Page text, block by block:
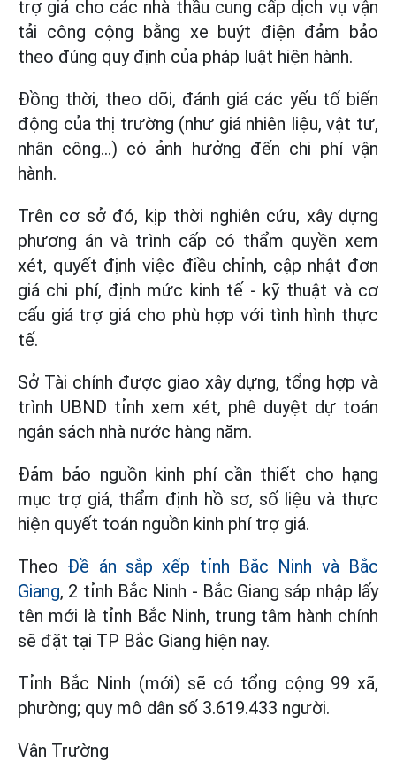
trợ giá cho các nhà thầu cung cấp dịch vụ vận
tải công cộng bằng xe buýt điện đảm bảo
theo đúng quy định của pháp luật hiện hành.
Đồng thời, theo dõi, đánh giá các yếu tố biến
động của thị trường (như giá nhiên liệu, vật tư,
nhân công...) có ảnh hưởng đến chi phí vận
hành.
Trên cơ sở đó, kịp thời nghiên cứu, xây dựng
phương án và trình cấp có thẩm quyền xem
xét, quyết định việc điều chỉnh, cập nhật đơn
giá chi phí, định mức kinh tế - kỹ thuật và cơ
cấu giá trợ giá cho phù hợp với tình hình thực
tế.
Sở Tài chính được giao xây dựng, tổng hợp và
trình UBND tỉnh xem xét, phê duyệt dự toán
ngân sách nhà nước hàng năm.
Đảm bảo nguồn kinh phí cần thiết cho hạng
mục trợ giá, thẩm định hồ sơ, số liệu và thực
hiện quyết toán nguồn kinh phí trợ giá.
Theo Đề án sắp xếp tỉnh Bắc Ninh và Bắc
Giang, 2 tỉnh Bắc Ninh - Bắc Giang sáp nhập lấy
tên mới là tỉnh Bắc Ninh, trung tâm hành chính
sẽ đặt tại TP Bắc Giang hiện nay.
Tỉnh Bắc Ninh (mới) sẽ có tổng cộng 99 xã,
phường; quy mô dân số 3.619.433 người.
Vân Trường